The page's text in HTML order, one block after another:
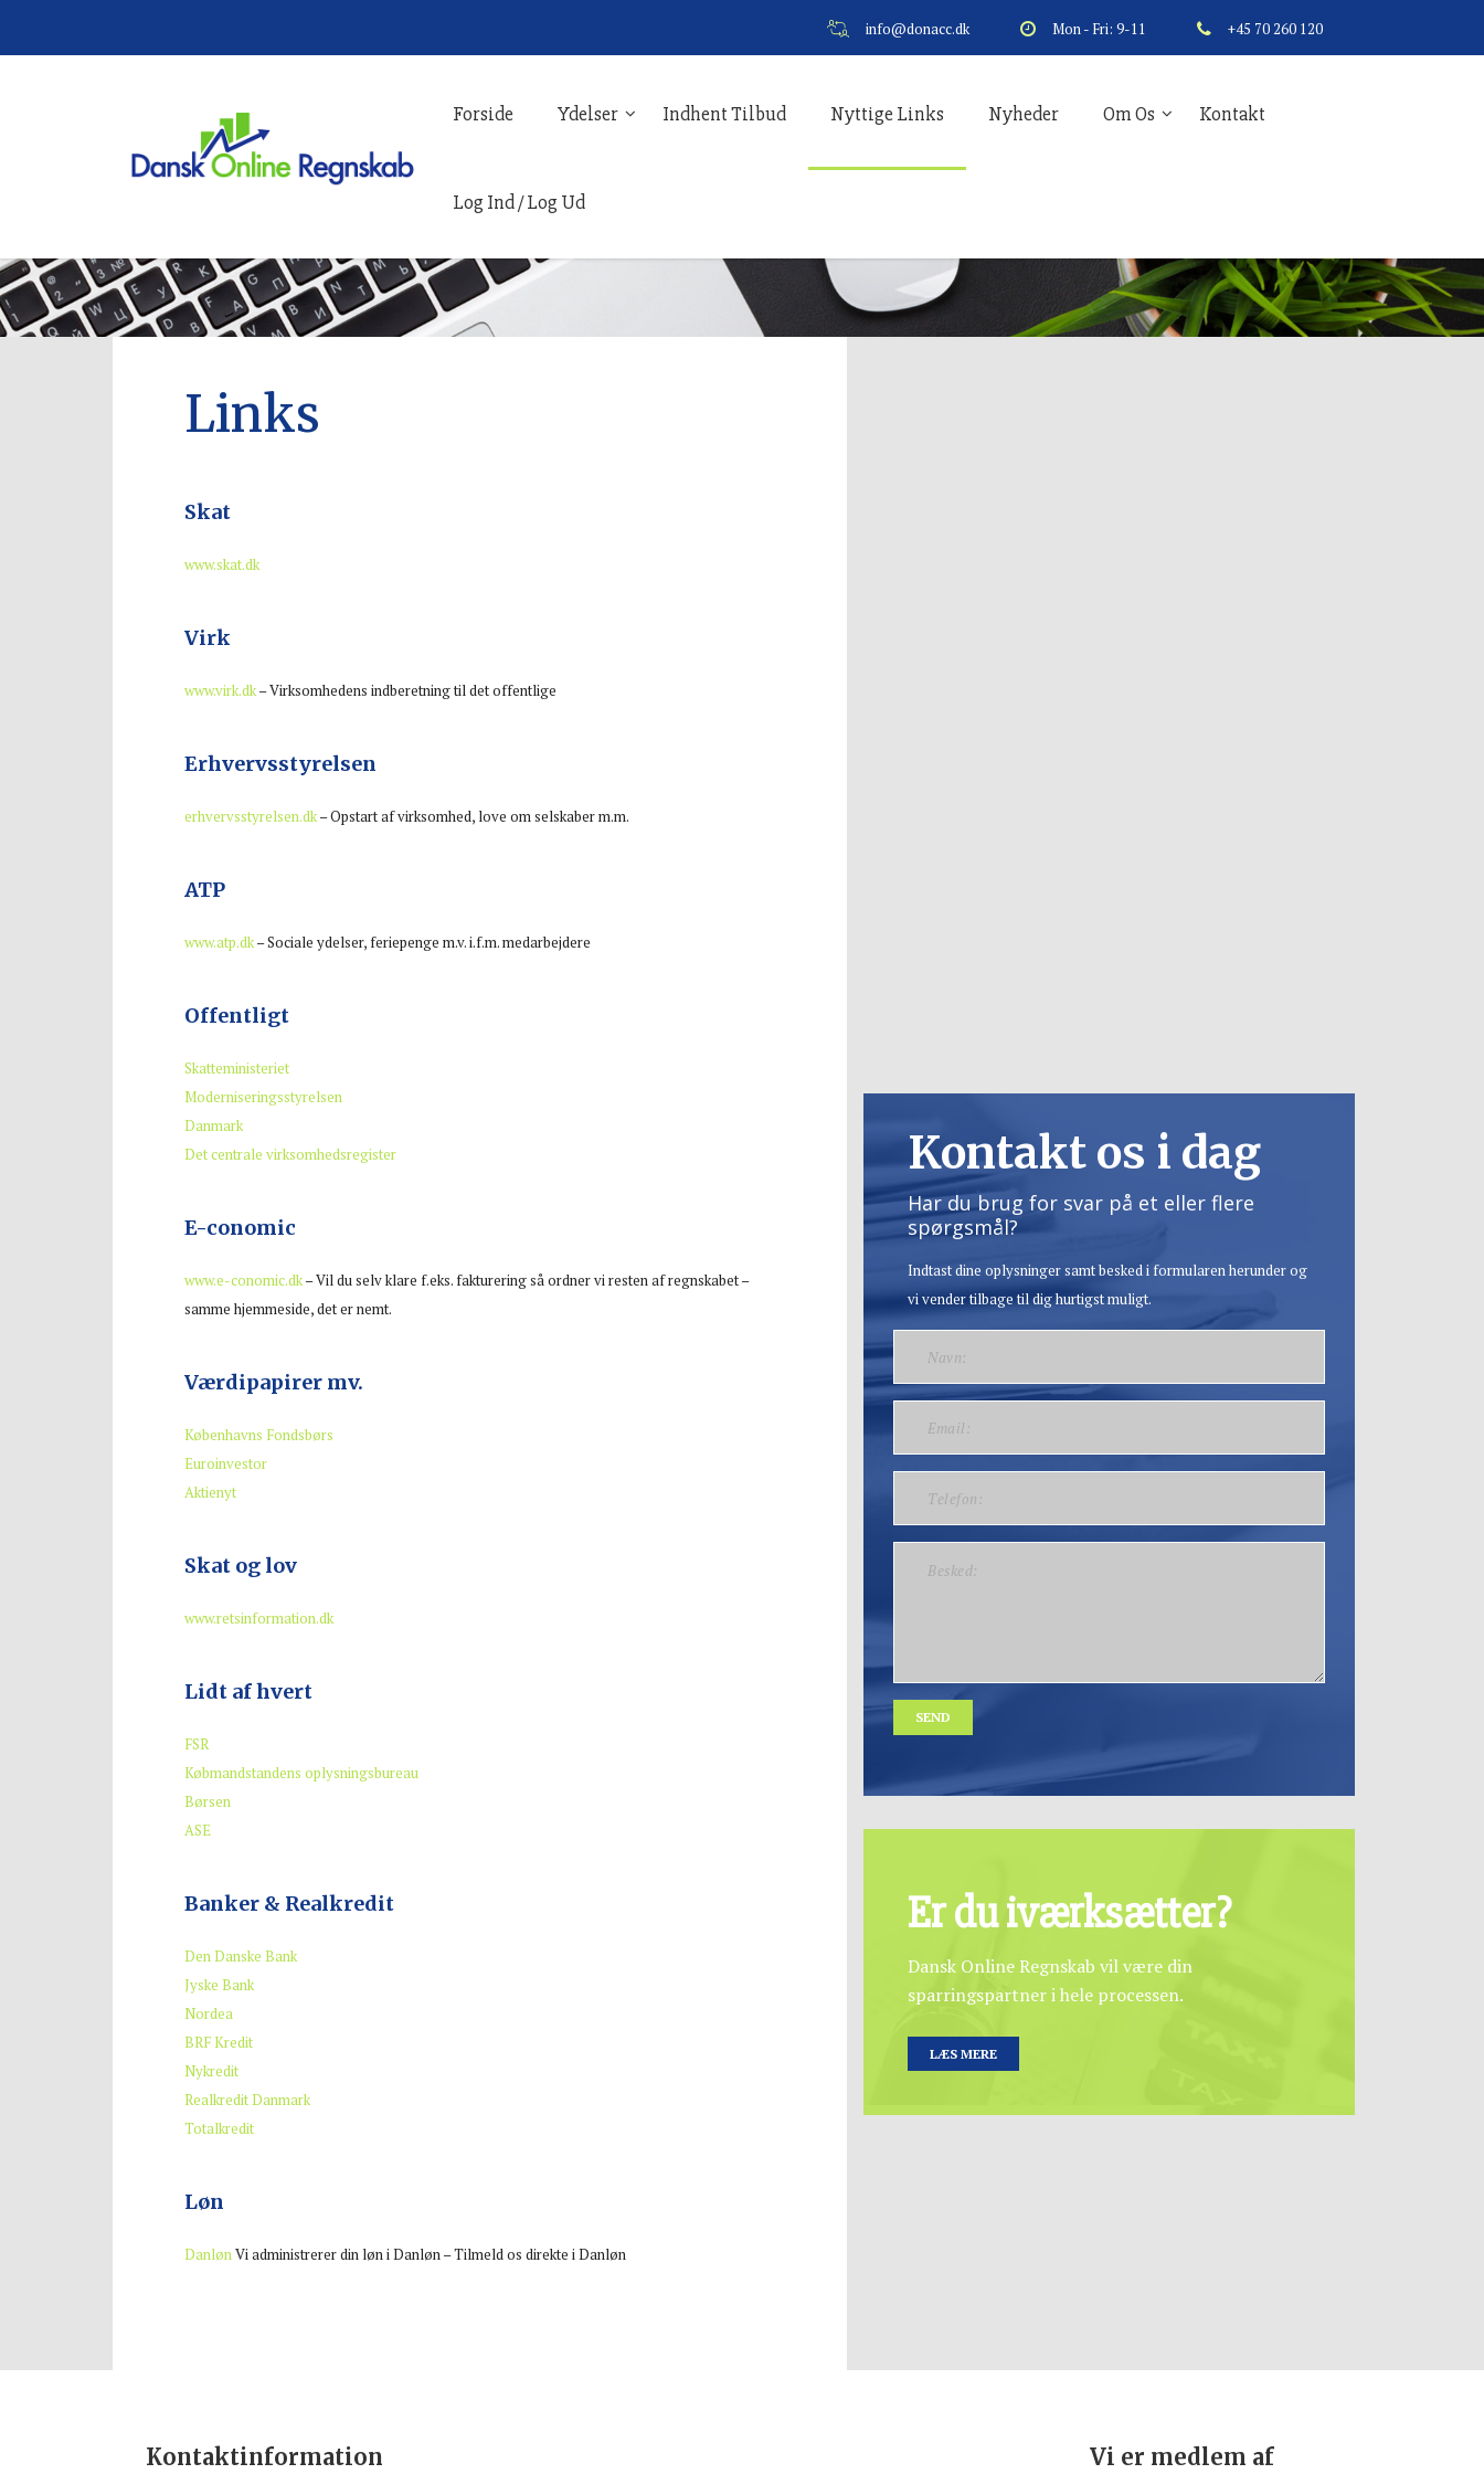
info@donacc.dk Mon - Fri: 9-11 +45 70 260 120
Forside Ydelser Indhent Tilbud Nyttige Links Nyheder Om Os Kontakt
Log Ind / Log Ud
Links
Skat
www.skat.dk
Virk
www.virk.dk– Virksomhedens indberetning til det offentlige
Erhvervsstyrelsen
erhvervsstyrelsen.dk– Opstart af virksomhed, love om selskaber m.m.
ATP
www.atp.dk– Sociale ydelser, feriepenge m.v. i.f.m. medarbejdere
Offentligt
Skatteministeriet
Moderniseringsstyrelsen
Danmark
Det centrale virksomhedsregister
E-conomic
www.e-conomic.dk– Vil du selv klare f.eks. fakturering så ordner vi resten af regnskabet –
samme hjemmeside, det er nemt.
Værdipapirer mv.
Københavns Fondsbørs
Euroinvestor
Aktienyt
Skat og lov
www.retsinformation.dk
Lidt af hvert
FSR
Købmandstandens oplysningsbureau
Børsen
ASE
Banker & Realkredit
Den Danske Bank
Jyske Bank
Nordea
BRF Kredit
Nykredit
Realkredit Danmark
Totalkredit
Løn
DanlønVi administrerer din løn i Danløn – Tilmeld os direkte i Danløn
Kontakt os i dag
Har du brug for svar på et eller flere
spørgsmål?
Indtast dine oplysninger samt besked i formularen herunder og
vi vender tilbage til dig hurtigst muligt.
Please leave this field empty.
Er du iværksætter?
Dansk Online Regnskab vil være din
sparringspartner i hele processen.
LÆS MERE
Kontaktinformation Vi er medlem af